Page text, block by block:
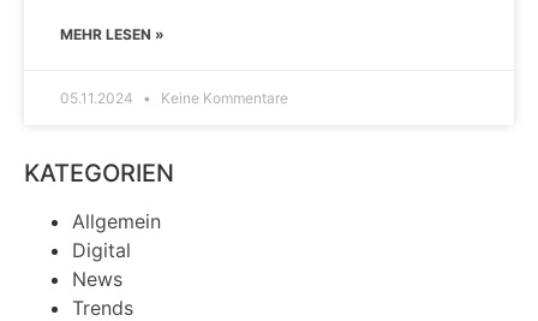
MEHR LESEN »
05.11.2024 Keine Kommentare
KATEGORIEN
Allgemein
Digital
News
Trends